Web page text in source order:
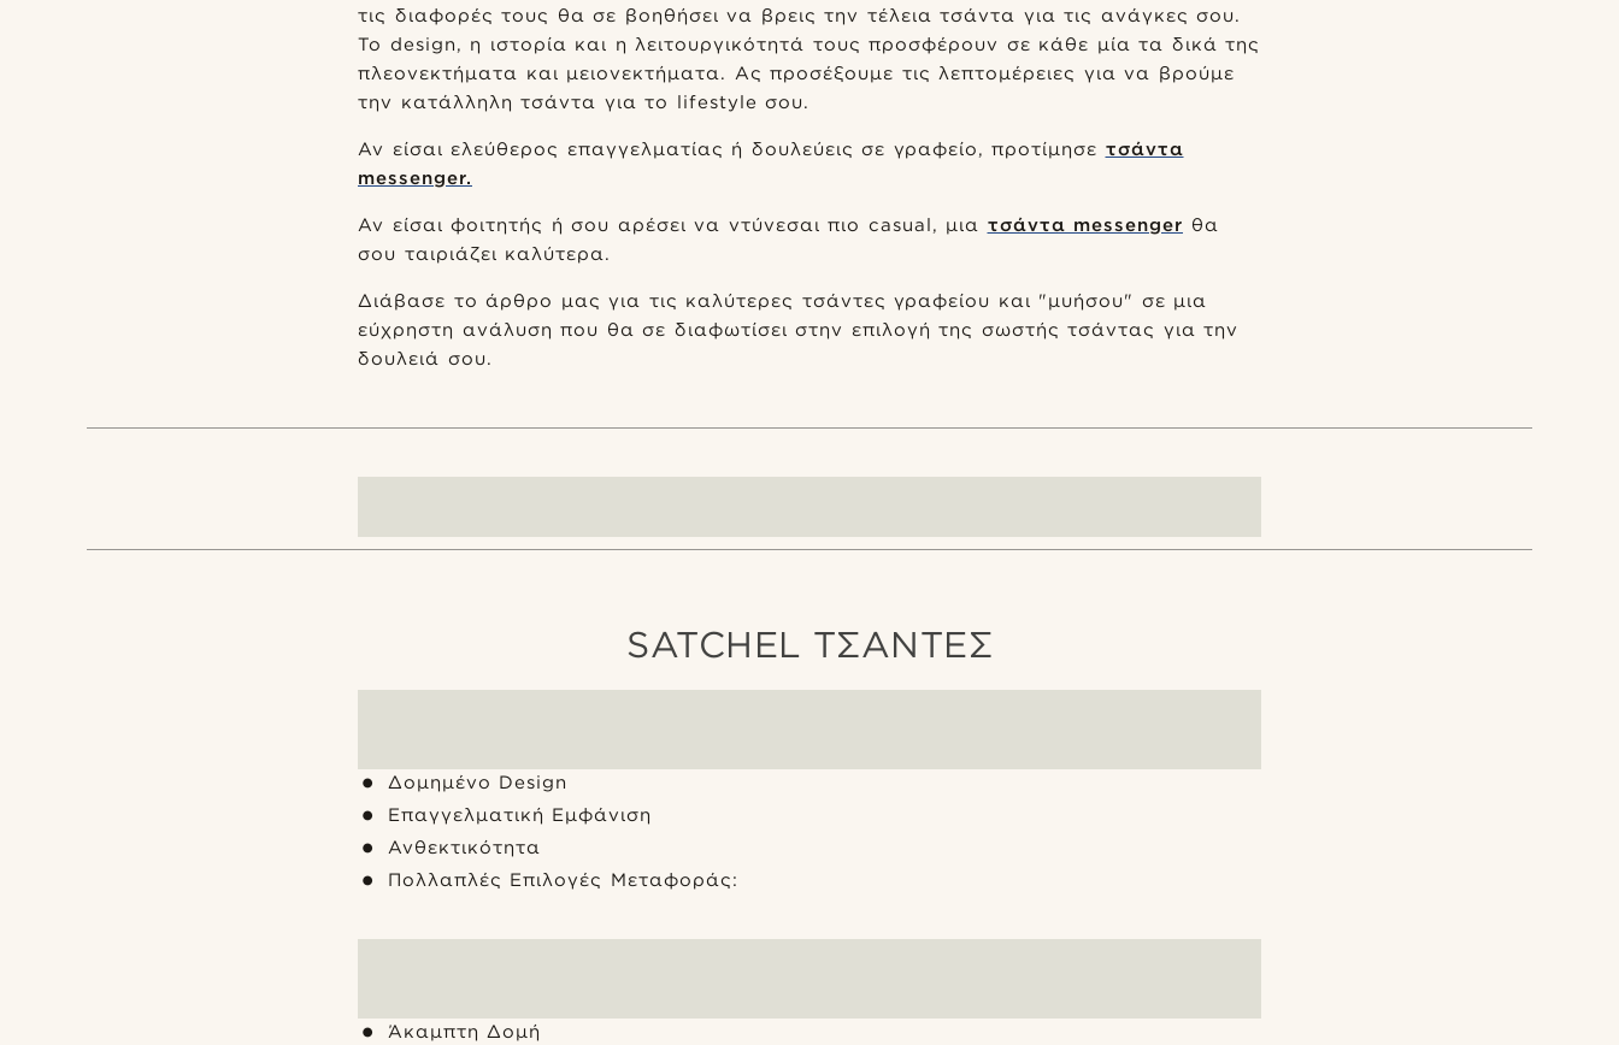
τις διαφορές τους θα σε βοηθήσει να βρεις την τέλεια τσάντα για τις ανάγκες σου.
Το design, η ιστορία και η λειτουργικότητά τους προσφέρουν σε κάθε μία τα δικά της
πλεονεκτήματα και μειονεκτήματα. Ας προσέξουμε τις λεπτομέρειες για να βρούμε
την κατάλληλη τσάντα για το lifestyle σου.
Αν είσαι ελεύθερος επαγγελματίας ή δουλεύεις σε γραφείο, προτίμησε τσάντα
messenger.
Αν είσαι φοιτητής ή σου αρέσει να ντύνεσαι πιο casual, μια τσάντα messenger θα
σου ταιριάζει καλύτερα.
Διάβασε το άρθρο μας για τις καλύτερες τσάντες γραφείου και "μυήσου" σε μια
εύχρηστη ανάλυση που θα σε διαφωτίσει στην επιλογή της σωστής τσάντας για την
δουλειά σου.
SATCHEL ΤΣΑΝΤΕΣ
Δομημένο Design
Επαγγελματική Εμφάνιση
Ανθεκτικότητα
Πολλαπλές Επιλογές Μεταφοράς:
Άκαμπτη Δομή